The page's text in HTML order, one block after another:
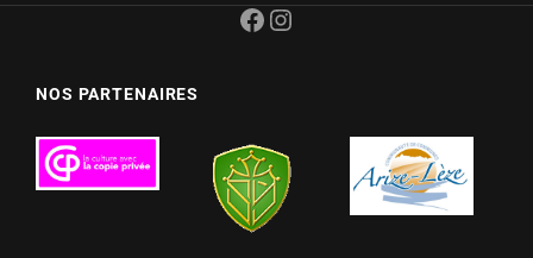
Facebook
Instagram
NOS PARTENAIRES